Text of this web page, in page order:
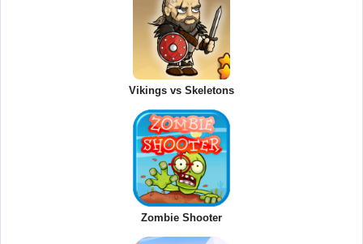
Vikings vs Skeletons
Zombie Shooter